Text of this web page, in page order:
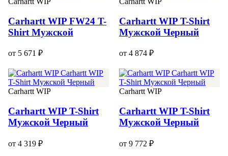
Carhartt WIP FW24 T-
Shirt Мужской
от 5 671 ₽
Carhartt WIP T-Shirt
Мужской Черный
от 4 874 ₽
Carhartt WIP
Carhartt WIP T-Shirt
Мужской Черный
от 4 319 ₽
Carhartt WIP
Carhartt WIP T-Shirt
Мужской Черный
от 9 772 ₽